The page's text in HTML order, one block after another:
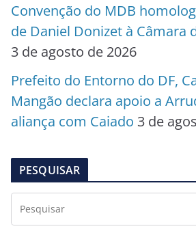
Convenção do MDB
de Daniel Donizet à Câmara
3 de agosto de 2026
Prefeito do Entorno do DF,
Mangão declara apoio a
aliança com Caiado 3 de
PESQUISAR